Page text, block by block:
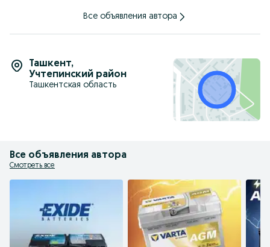
O'RNATISH imkoniyati mavjud.
tayyor.
Biz barcha turdagi to'lovlarni qabul qilamiz:
1) karta;
ko'rsatish;
2) Foydalanishga tayyor ishlatilgan batareyalarni eng past narxda
sotish;
3) Ishlatilgan batareyalarni eng yuqori narxda qabul qilish.
- Chilonzor
- Yakkasaroy
- Yunusobod
Все объявления автора
Ташкент,
Учтепинский район
Ташкентская область
Все объявления автора
Смотреть все